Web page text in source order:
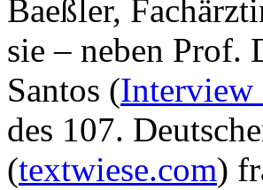
Baeßler,
sie – neben
Santos (Interview
des 107.
(textwiese.com)